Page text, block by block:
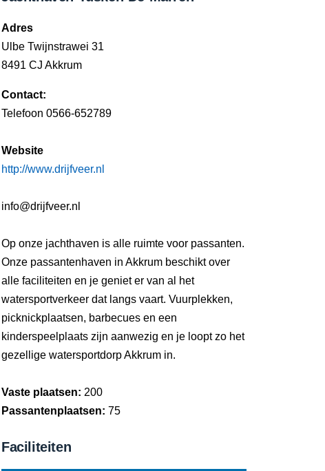
Adres
Ulbe Twijnstrawei 31
8491 CJ Akkrum
Contact:
Telefoon 0566-652789
Website
http://www.drijfveer.nl
info@drijfveer.nl
Op onze jachthaven is alle ruimte voor passanten.
Onze passantenhaven in Akkrum beschikt over
alle faciliteiten en je geniet er van al het
watersportverkeer dat langs vaart. Vuurplekken,
picknickplaatsen, barbecues en een
kinderspeelplaats zijn aanwezig en je loopt zo het
gezellige watersportdorp Akkrum in.
Vaste plaatsen: 200
Passantenplaatsen: 75
Faciliteiten